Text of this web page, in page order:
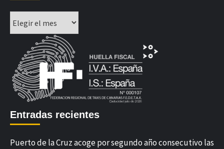
Entradas recientes
Puerto de la Cruz acoge por segundo año consecutivo las